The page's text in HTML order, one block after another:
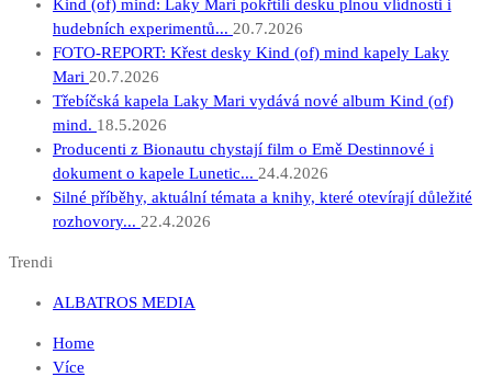
Kind (of) mind: Laky Mari pokřtili desku plnou vlídnosti i
hudebních experimentů... 20.7.2026
FOTO-REPORT: Křest desky Kind (of) mind kapely Laky
Mari 20.7.2026
Třebíčská kapela Laky Mari vydává nové album Kind (of)
mind. 18.5.2026
Producenti z Bionautu chystají film o Emě Destinnové i
dokument o kapele Lunetic... 24.4.2026
Silné příběhy, aktuální témata a knihy, které otevírají důležité
rozhovory... 22.4.2026
Trendi
ALBATROS MEDIA
Home
Více